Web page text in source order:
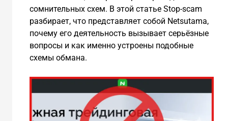
сомнительных схем. В этой статье Stop-scam
разбирает, что представляет собой Netsutama,
почему его деятельность вызывает серьёзные
вопросы и как именно устроены подобные
схемы обмана.